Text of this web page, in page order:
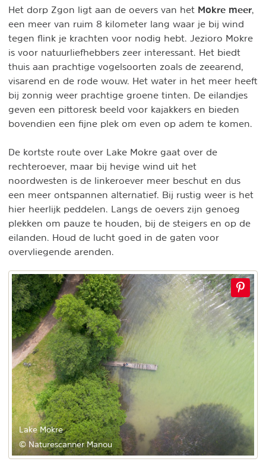
Het dorp Zgon ligt aan de oevers van het Mokre meer,
een meer van ruim 8 kilometer lang waar je bij wind
tegen flink je krachten voor nodig hebt. Jezioro Mokre
is voor natuurliefhebbers zeer interessant. Het biedt
thuis aan prachtige vogelsoorten zoals de zeearend,
visarend en de rode wouw. Het water in het meer heeft
bij zonnig weer prachtige groene tinten. De eilandjes
geven een pittoresk beeld voor kajakkers en bieden
bovendien een fijne plek om even op adem te komen.
De kortste route over Lake Mokre gaat over de
rechteroever, maar bij hevige wind uit het
noordwesten is de linkeroever meer beschut en dus
een meer ontspannen alternatief. Bij rustig weer is het
hier heerlijk peddelen. Langs de oevers zijn genoeg
plekken om pauze te houden, bij de steigers en op de
eilanden. Houd de lucht goed in de gaten voor
overvliegende arenden.
Lake Mokre
© Naturescanner Manou